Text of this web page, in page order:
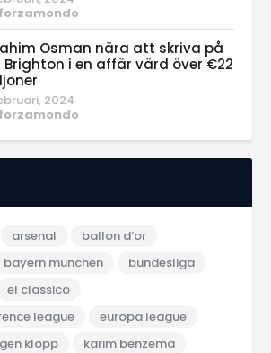
forzamondo
Osman nära att skriva på
Brighton i en affär värd över €22
2024
forzamondo
arsenal
ballon d‘or
bayern munchen
bundesliga
el classico
league
europa league
klopp
karim benzema